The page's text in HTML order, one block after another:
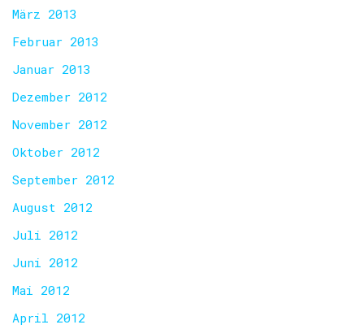
März 2013
Februar 2013
Januar 2013
Dezember 2012
November 2012
Oktober 2012
September 2012
August 2012
Juli 2012
Juni 2012
Mai 2012
April 2012